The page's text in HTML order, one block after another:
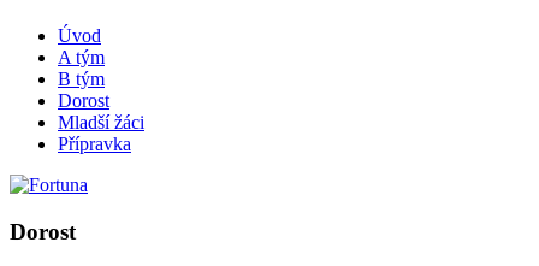
Úvod
A tým
B tým
Dorost
Mladší žáci
Přípravka
Dorost